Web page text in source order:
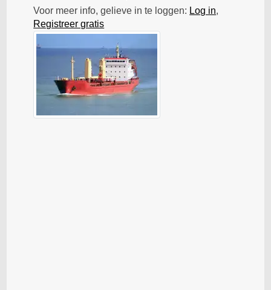
Voor meer info, gelieve in te loggen: Log in,
Registreer gratis